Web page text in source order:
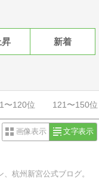
昇 新着
〜120位 121〜150位
画像表示 文字表示
杭州新宮公式ブログ。